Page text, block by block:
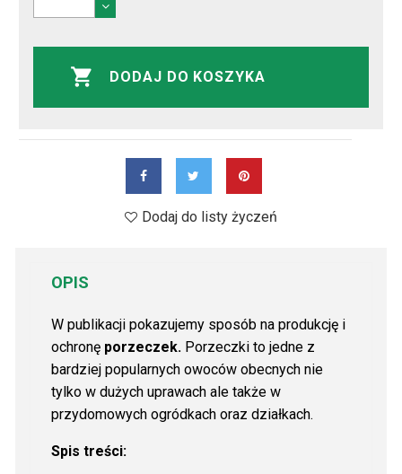
DODAJ DO KOSZYKA
Dodaj do listy życzeń
OPIS
W publikacji pokazujemy sposób na produkcję i
ochronę porzeczek. Porzeczki to jedne z
bardziej popularnych owoców obecnych nie
tylko w dużych uprawach ale także w
przydomowych ogródkach oraz działkach.
Spis treści: